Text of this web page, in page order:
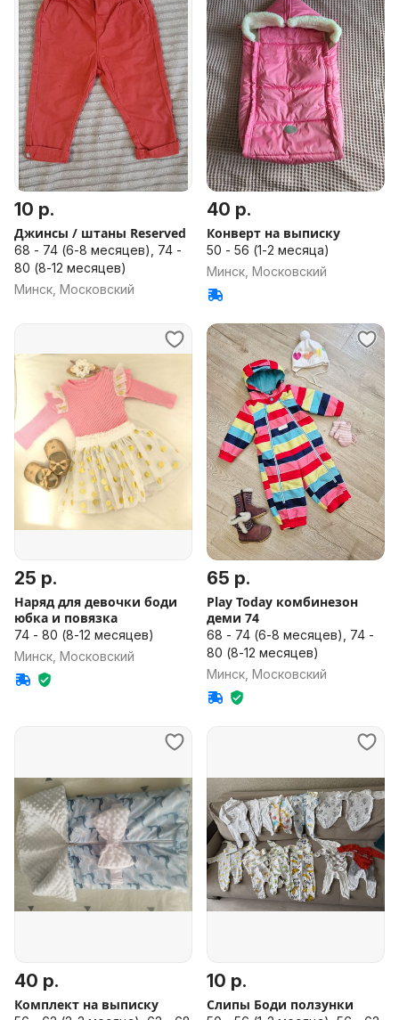
10 р.
Джинсы / штаны Reserved
68 - 74 (6-8 месяцев), 74 -
80 (8-12 месяцев)
Минск, Московский
40 р.
Конверт на выписку
50 - 56 (1-2 месяца)
Минск, Московский
25 р.
Наряд для девочки боди
юбка и повязка
74 - 80 (8-12 месяцев)
Минск, Московский
65 р.
Play Today комбинезон
деми 74
68 - 74 (6-8 месяцев), 74 -
80 (8-12 месяцев)
Минск, Московский
40 р.
Комплект на выписку
10 р.
Слипы Боди ползунки